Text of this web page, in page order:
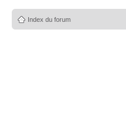
Index du forum